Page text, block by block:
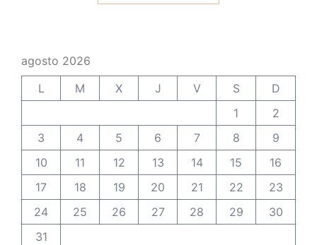
agosto 2026
L
M X J V S
D
1
2
3
4 5 6 7 8
9
10
11 12 13 14 15
16
17
18 19 20 21 22
23
24
25 26 27 28 29
30
31